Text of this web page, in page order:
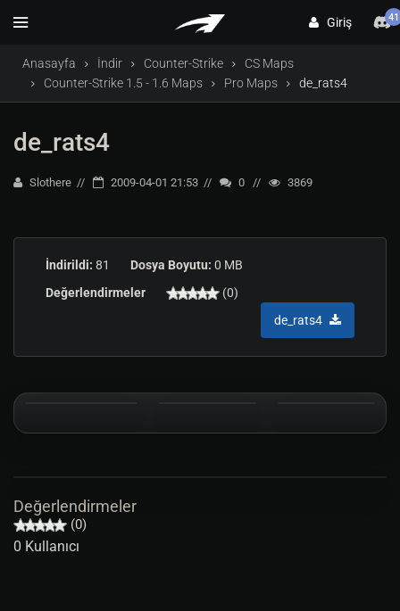
Giriş 41
Anasayfa İndir Counter-Strike
CS Maps
Counter-Strike 1.5 - 1.6 Maps
Pro Maps de_rats4
de_rats4
Slothere 2009-04-01 21:53 0 3869
İndirildi: 81 Dosya Boyutu: 0 MB
Değerlendirmeler
(0)
de_rats4
Değerlendirmeler
(0)
0 Kullanıcı